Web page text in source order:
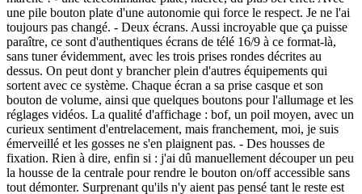
une pile bouton plate d'une autonomie qui force le respect. Je ne l'ai
toujours pas changé. - Deux écrans. Aussi incroyable que ça puisse
paraître, ce sont d'authentiques écrans de télé 16/9 à ce format-là,
sans tuner évidemment, avec les trois prises rondes décrites au
dessus. On peut dont y brancher plein d'autres équipements qui
sortent avec ce système. Chaque écran a sa prise casque et son
bouton de volume, ainsi que quelques boutons pour l'allumage et les
réglages vidéos. La qualité d'affichage : bof, un poil moyen, avec un
curieux sentiment d'entrelacement, mais franchement, moi, je suis
émerveillé et les gosses ne s'en plaignent pas. - Des housses de
fixation. Rien à dire, enfin si : j'ai dû manuellement découper un peu
la housse de la centrale pour rendre le bouton on/off accessible sans
tout démonter. Surprenant qu'ils n'y aient pas pensé tant le reste est